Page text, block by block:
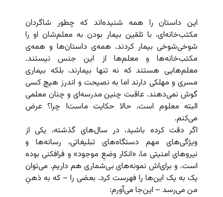
این داستان را همه شنیده‌اند که چطور شاگردان
مکتب‌خانه‌ای، با تلقین بیمار بودن به معلم‌شان او را
شوخی‌شوخی بیمار کردند. همه‌ی داستان‌ها و همه‌ی
مکتب‌خانه‌ها و معلم‌ها از این جنس نیستند.
معلم‌هایی هستند که نه تنها بیمارند، بلکه بیماری
مسری و مهلکی دارند اما به نصیحت و اندرز هیچ کسی
گوش نمی‌‌دهند. عاقبت چنین مدرسه‌ای و چنان معلمی
البته معلوم است. حالا حکایت ماست! چرا؟ عرض
می‌کنم.
اگر دقت کرده باشید، در سال‌های گذشته، یکی از
ویژگی‌های مهم دستگاه‌های تبلیغاتی، رسانه‌ها و
نیروهای امنیتی ما، «انکار وضعِ موجود» و فرافکنی بوده
است. و برای‌اش نمونه‌های بی‌شماری هم داریم. می‌توان
یک به یک این‌ها را فهرست کرد. بعضی را – که به ذهنِ
من می‌رسد – این‌جا می‌آورم: